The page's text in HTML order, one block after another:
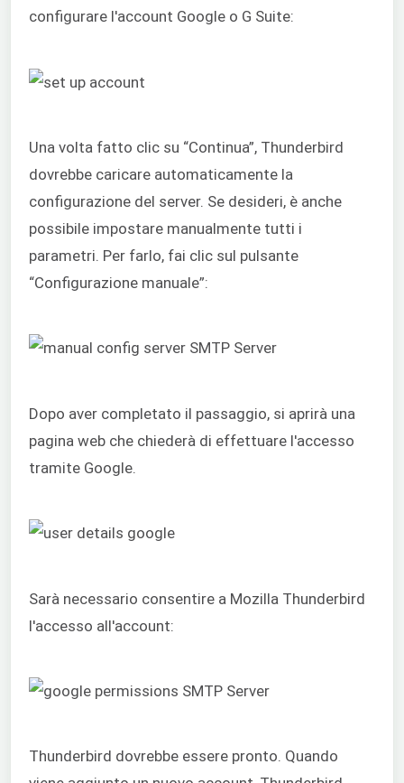
configurare l'account Google o G Suite:
Una volta fatto clic su “Continua”, Thunderbird
dovrebbe caricare automaticamente la
configurazione del server. Se desideri, è anche
possibile impostare manualmente tutti i
parametri. Per farlo, fai clic sul pulsante
“Configurazione manuale”:
Dopo aver completato il passaggio, si aprirà una
pagina web che chiederà di effettuare l'accesso
tramite Google.
Sarà necessario consentire a Mozilla Thunderbird
l'accesso all'account:
Thunderbird dovrebbe essere pronto. Quando